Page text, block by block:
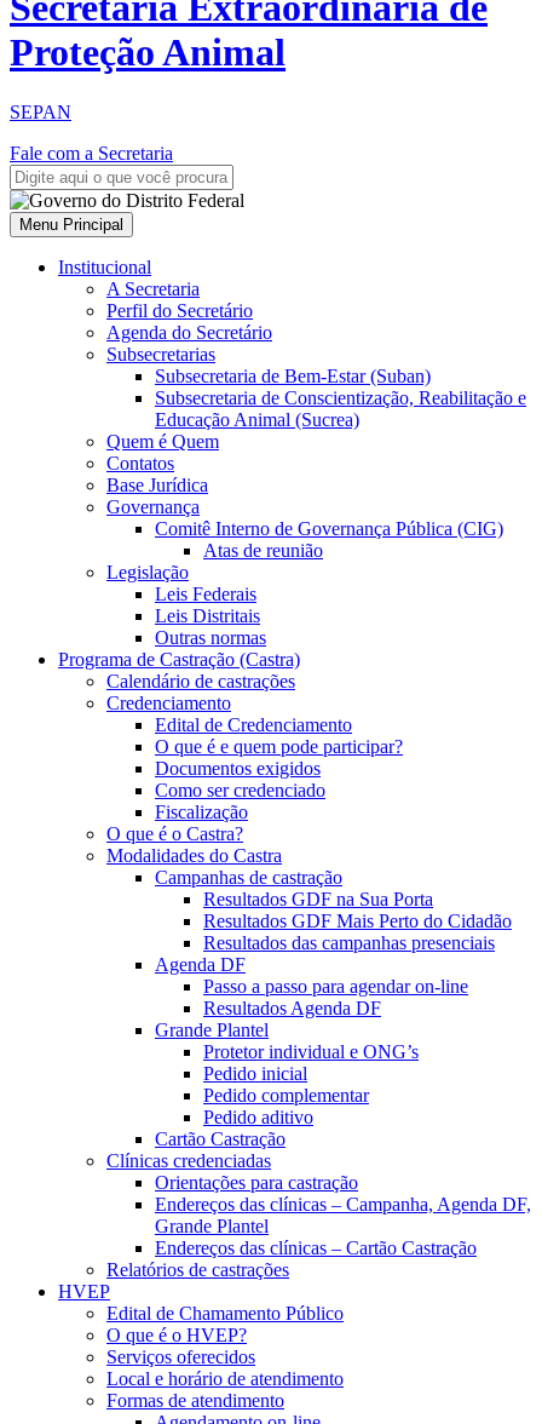
Proteção Animal
SEPAN
Fale com a Secretaria
Menu Principal
Institucional
A Secretaria
Perfil do Secretário
Agenda do Secretário
Subsecretarias
Subsecretaria de Bem-Estar (Suban)
Subsecretaria de Conscientização, Reabilitação e
Educação Animal (Sucrea)
Quem é Quem
Contatos
Base Jurídica
Governança
Comitê Interno de Governança Pública (CIG)
Atas de reunião
Legislação
Leis Federais
Leis Distritais
Outras normas
Programa de Castração (Castra)
Calendário de castrações
Credenciamento
Edital de Credenciamento
O que é e quem pode participar?
Documentos exigidos
Como ser credenciado
Fiscalização
O que é o Castra?
Modalidades do Castra
Campanhas de castração
Resultados GDF na Sua Porta
Resultados GDF Mais Perto do Cidadão
Resultados das campanhas presenciais
Agenda DF
Passo a passo para agendar on-line
Resultados Agenda DF
Grande Plantel
Protetor individual e ONG’s
Pedido inicial
Pedido complementar
Pedido aditivo
Cartão Castração
Clínicas credenciadas
Orientações para castração
Endereços das clínicas – Campanha, Agenda DF,
Grande Plantel
Endereços das clínicas – Cartão Castração
Relatórios de castrações
HVEP
Edital de Chamamento Público
O que é o HVEP?
Serviços oferecidos
Local e horário de atendimento
Formas de atendimento